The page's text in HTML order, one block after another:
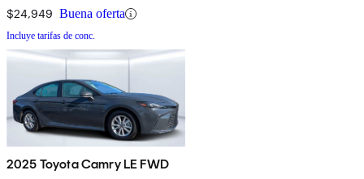
$24,949 Buena oferta
Incluye tarifas de conc.
2025 Toyota Camry LE FWD